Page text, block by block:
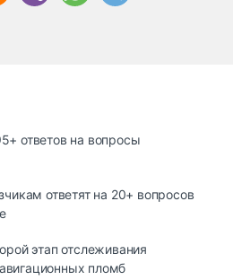
ответов на вопросы
ответят на 20+ вопросов
этап отслеживания
пломб